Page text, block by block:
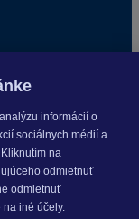
informácií o
sociálnych médií a
na
odmietnuť
odmietnuť
iné účely.